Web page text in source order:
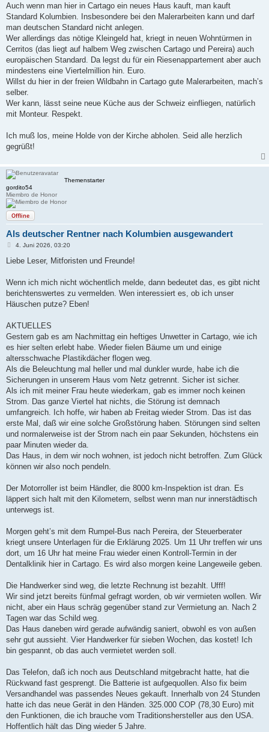
Auch wenn man hier in Cartago ein neues Haus kauft, man kauft
Standard Kolumbien. Insbesondere bei den Malerarbeiten kann und darf
man deutschen Standard nicht anlegen.
Wer allerdings das nötige Kleingeld hat, kriegt in neuen Wohntürmen in
Cerritos (das liegt auf halbem Weg zwischen Cartago und Pereira) auch
europäischen Standard. Da legst du für ein Riesenappartement aber auch
mindestens eine Viertelmillion hin. Euro.
Willst du hier in der freien Wildbahn in Cartago gute Malerarbeiten, mach’s
selber.
Wer kann, lässt seine neue Küche aus der Schweiz einfliegen, natürlich
mit Monteur. Respekt.
Ich muß los, meine Holde von der Kirche abholen. Seid alle herzlich
gegrüßt!
Themenstarter
gordito54
Miembro de Honor
Offline
Als deutscher Rentner nach Kolumbien ausgewandert
B
i
a
4. Juni 2026, 03:20
Liebe Leser, Mitforisten und Freunde!
Wenn ich mich nicht wöchentlich melde, dann bedeutet das, es gibt nicht
berichtenswertes zu vermelden. Wen interessiert es, ob ich unser
Häuschen putze? Eben!
AKTUELLES
Gestern gab es am Nachmittag ein heftiges Unwetter in Cartago, wie ich
es hier selten erlebt habe. Wieder fielen Bäume um und einige
altersschwache Plastikdächer flogen weg.
Als die Beleuchtung mal heller und mal dunkler wurde, habe ich die
Sicherungen in unserem Haus vom Netz getrennt. Sicher ist sicher.
Als ich mit meiner Frau heute wiederkam, gab es immer noch keinen
Strom. Das ganze Viertel hat nichts, die Störung ist demnach
umfangreich. Ich hoffe, wir haben ab Freitag wieder Strom. Das ist das
erste Mal, daß wir eine solche Großstörung haben. Störungen sind selten
und normalerweise ist der Strom nach ein paar Sekunden, höchstens ein
paar Minuten wieder da.
Das Haus, in dem wir noch wohnen, ist jedoch nicht betroffen. Zum Glück
können wir also noch pendeln.
Der Motorroller ist beim Händler, die 8000 km-Inspektion ist dran. Es
läppert sich halt mit den Kilometern, selbst wenn man nur innerstädtisch
unterwegs ist.
Morgen geht’s mit dem Rumpel-Bus nach Pereira, der Steuerberater
kriegt unsere Unterlagen für die Erklärung 2025. Um 11 Uhr treffen wir uns
dort, um 16 Uhr hat meine Frau wieder einen Kontroll-Termin in der
Dentalklinik hier in Cartago. Es wird also morgen keine Langeweile geben.
Die Handwerker sind weg, die letzte Rechnung ist bezahlt. Ufff!
Wir sind jetzt bereits fünfmal gefragt worden, ob wir vermieten wollen. Wir
nicht, aber ein Haus schräg gegenüber stand zur Vermietung an. Nach 2
Tagen war das Schild weg.
Das Haus daneben wird gerade aufwändig saniert, obwohl es von außen
sehr gut aussieht. Vier Handwerker für sieben Wochen, das kostet! Ich
bin gespannt, ob das auch vermietet werden soll.
Das Telefon, daß ich noch aus Deutschland mitgebracht hatte, hat die
Rückwand fast gesprengt. Die Batterie ist aufgequollen. Also fix beim
Versandhandel was passendes Neues gekauft. Innerhalb von 24 Stunden
hatte ich das neue Gerät in den Händen. 325.000 COP (78,30 Euro) mit
den Funktionen, die ich brauche vom Traditionshersteller aus den USA.
Hoffentlich hält das Ding wieder 5 Jahre.